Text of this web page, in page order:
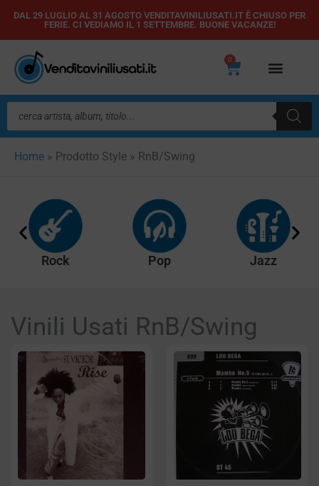
Vai
contenuto
DAL 29 LUGLIO AL 31 AGOSTO VENDITAVINILIUSATI.IT È CHIUSO PER
FERIE. CI VEDIAMO IL 1 SETTEMBRE. BUONE VACANZE!
0
Carrello
Ricerca
prodotti
Home » Prodotto Style » RnB/Swing
Rock Pop Jazz
Vinili Usati RnB/Swing
PaginaPaginaPagina